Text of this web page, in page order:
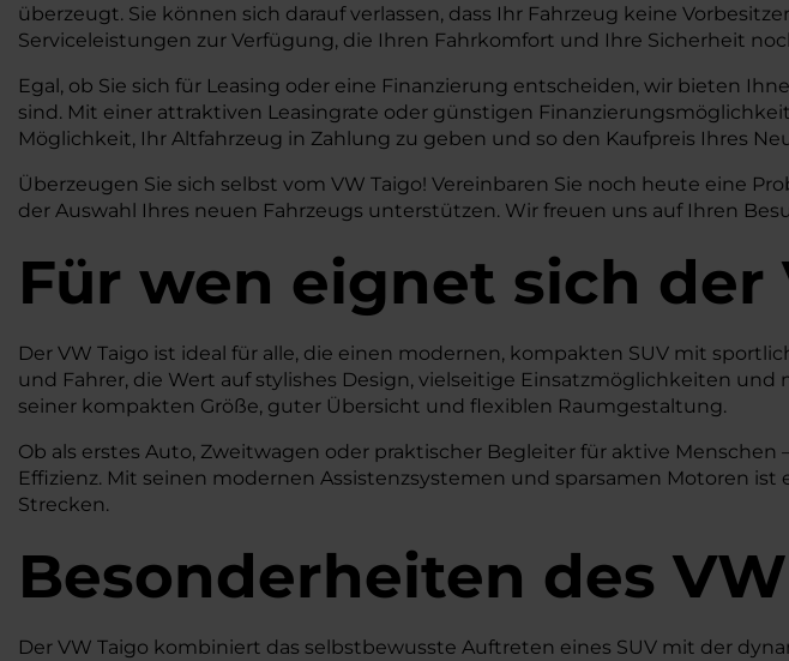
überzeugt. Sie können sich darauf verlassen, dass Ihr Fahrzeug keine
Serviceleistungen zur Verfügung, die Ihren Fahrkomfort und Ihre Sicherheit
Egal, ob Sie sich für Leasing oder eine Finanzierung entscheiden, wir bieten
sind. Mit einer attraktiven Leasingrate oder günstigen
Möglichkeit, Ihr Altfahrzeug in Zahlung zu geben und so den Kaufpreis Ihres
Überzeugen Sie sich selbst vom VW Taigo! Vereinbaren Sie noch heute eine
der Auswahl Ihres neuen Fahrzeugs unterstützen. Wir freuen uns auf Ihren
Für wen eignet sich der
Der VW Taigo ist ideal für alle, die einen modernen, kompakten SUV mit
und Fahrer, die Wert auf stylishes Design, vielseitige Einsatzmöglichkeiten
seiner kompakten Größe, guter Übersicht und flexiblen Raumgestaltung.
Ob als erstes Auto, Zweitwagen oder praktischer Begleiter für aktive
Effizienz. Mit seinen modernen Assistenzsystemen und sparsamen Motoren
Strecken.
Besonderheiten des VW
Der VW Taigo kombiniert das selbstbewusste Auftreten eines SUV mit der